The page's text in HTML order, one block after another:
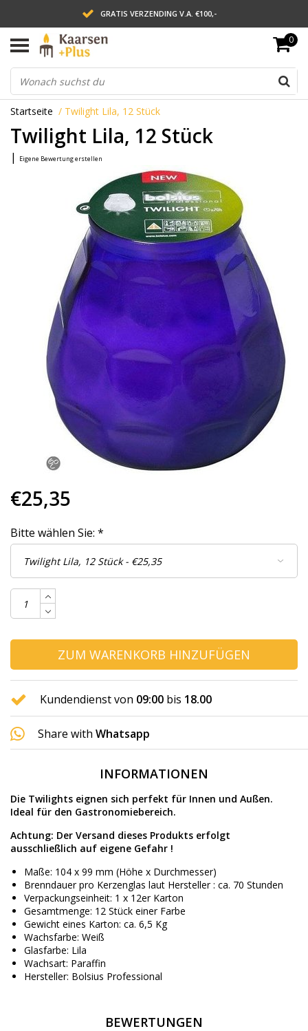
GRATIS VERZENDING V.A. €100,-
LEVERING BINNEN 2 WERKDAGEN
ACHTERAF BETALEN VIA AFTERPAY
0
Startseite / Twilight Lila, 12 Stück
Twilight Lila, 12 Stück
| Eigene Bewertung erstellen
€25,35
Bitte wählen Sie: *
ZUM WARENKORB HINZUFÜGEN
Kundendienst von 09:00 bis 18.00
Share with Whatsapp
INFORMATIONEN
Die Twilights eignen sich perfekt für Innen und Außen.
Ideal für den Gastronomiebereich.
Achtung: Der Versand dieses Produkts erfolgt
ausschließlich auf eigene Gefahr !
Maße: 104 x 99 mm (Höhe x Durchmesser)
Brenndauer pro Kerzenglas laut Hersteller : ca. 70 Stunden
Verpackungseinheit: 1 x 12er Karton
Gesamtmenge: 12 Stück einer Farbe
Gewicht eines Karton: ca. 6,5 Kg
Wachsfarbe: Weiß
Glasfarbe: Lila
Wachsart: Paraffin
Hersteller: Bolsius Professional
BEWERTUNGEN